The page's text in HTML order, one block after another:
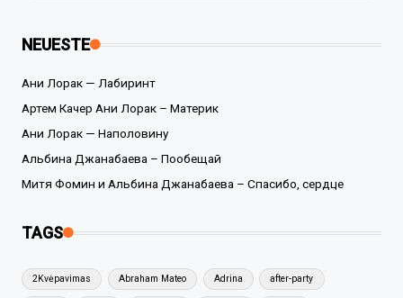
NEUESTE
Ани Лорак — Лабиринт
Артем Качер Ани Лорак – Материк
Ани Лорак — Наполовину
Альбина Джанабаева – Пообещай
Митя Фомин и Альбина Джанабаева – Спасибо, сердце
TAGS
2Kvėpavimas Abraham Mateo Adrina after-party